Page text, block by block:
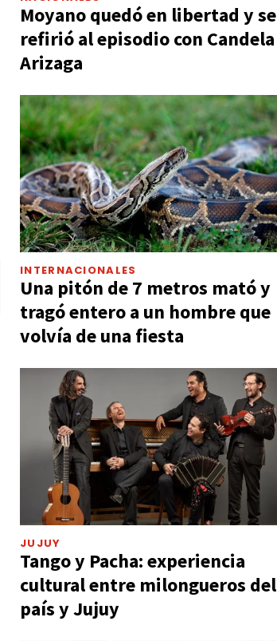
Moyano quedó en libertad y se
refirió al episodio con Candela
Arizaga
INTERNACIONALES
Una pitón de 7 metros mató y
tragó entero a un hombre que
volvía de una fiesta
JUJUY
Tango y Pacha: experiencia
cultural entre milongueros del
país y Jujuy